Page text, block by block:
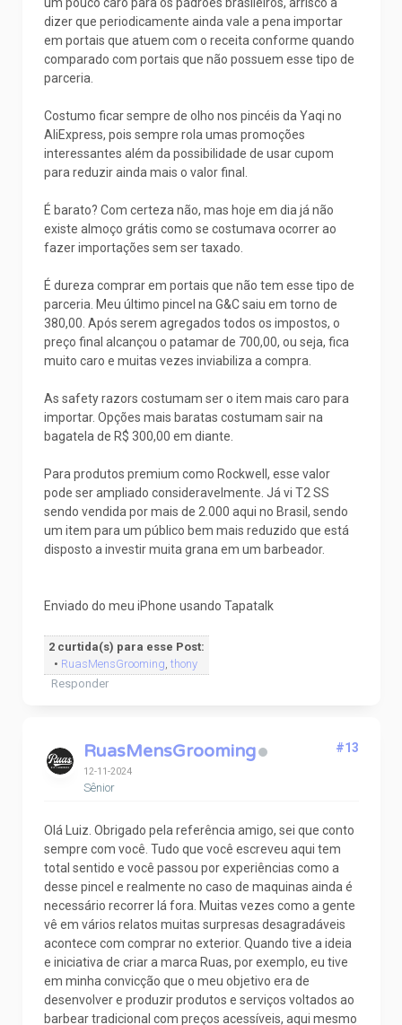
dizer que periodicamente ainda vale a pena importar
em portais que atuem com o receita conforme quando
comparado com portais que não possuem esse tipo de
parceria.
Costumo ficar sempre de olho nos pincéis da Yaqi no
AliExpress, pois sempre rola umas promoções
interessantes além da possibilidade de usar cupom
para reduzir ainda mais o valor final.
É barato? Com certeza não, mas hoje em dia já não
existe almoço grátis como se costumava ocorrer ao
fazer importações sem ser taxado.
É dureza comprar em portais que não tem esse tipo de
parceria. Meu último pincel na G&C saiu em torno de
380,00. Após serem agregados todos os impostos, o
preço final alcançou o patamar de 700,00, ou seja, fica
muito caro e muitas vezes inviabiliza a compra.
As safety razors costumam ser o item mais caro para
importar. Opções mais baratas costumam sair na
bagatela de R$ 300,00 em diante.
Para produtos premium como Rockwell, esse valor
pode ser ampliado consideravelmente. Já vi T2 SS
sendo vendida por mais de 2.000 aqui no Brasil, sendo
um item para um público bem mais reduzido que está
disposto a investir muita grana em um barbeador.
Enviado do meu iPhone usando Tapatalk
2 curtida(s) para esse Post:
• RuasMensGrooming, thony
Responder
RuasMensGrooming
12-11-2024
Sênior
#13
Olá Luiz. Obrigado pela referência amigo, sei que conto
sempre com você. Tudo que você escreveu aqui tem
total sentido e você passou por experiências como a
desse pincel e realmente no caso de maquinas ainda é
necessário recorrer lá fora. Muitas vezes como a gente
vê em vários relatos muitas surpresas desagradáveis
acontece com comprar no exterior. Quando tive a ideia
e iniciativa de criar a marca Ruas, por exemplo, eu tive
em minha convicção que o meu objetivo era de
desenvolver e produzir produtos e serviços voltados ao
barbear tradicional com preços acessíveis, aqui mesmo